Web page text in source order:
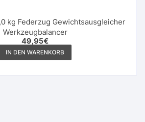
kg Federzug Gewichtsausgleicher
Werkzeugbalancer
49,95€
IN DEN WARENKORB